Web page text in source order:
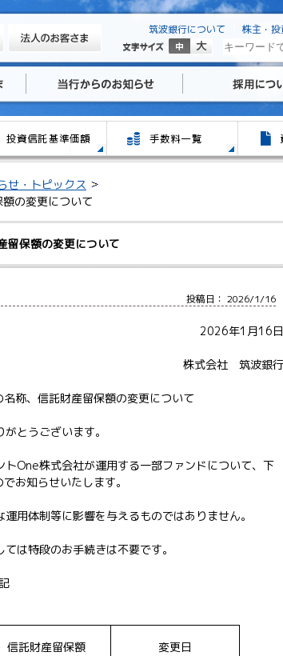
筑波銀行について 株主・
せ・トピックス
の変更について
留保額の変更について
投稿日： 2026/1/16
2026年1月16日
株式会社 筑波銀行
称、信託財産留保額の変更について
とうございます。
One株式会社が運用する一部ファンドについて、下
お知らせいたします。
用体制等に影響を与えるものではありません。
は特段のお手続きは不要です。
信託財産留保額 変更日